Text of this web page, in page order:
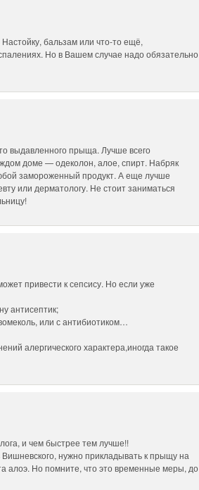
бальзам или что-то ещё,
Но в Вашем случае надо обязательно
выдавленного прыща. Лучше всего
доме — одеколон, алое, спирт. Набряк
замороженный продукт. А еще лучше
или дерматологу. Не стоит заниматься
привести к сепсису. Но если уже
антисептик;
или с антибиотиком…
алергического характера,иногда такое
и чем быстрее тем лучше!!
нужно прикладывать к прыщу на
алоэ. Но помните, что это временные меры, до